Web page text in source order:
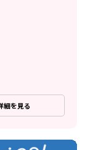
細を見る